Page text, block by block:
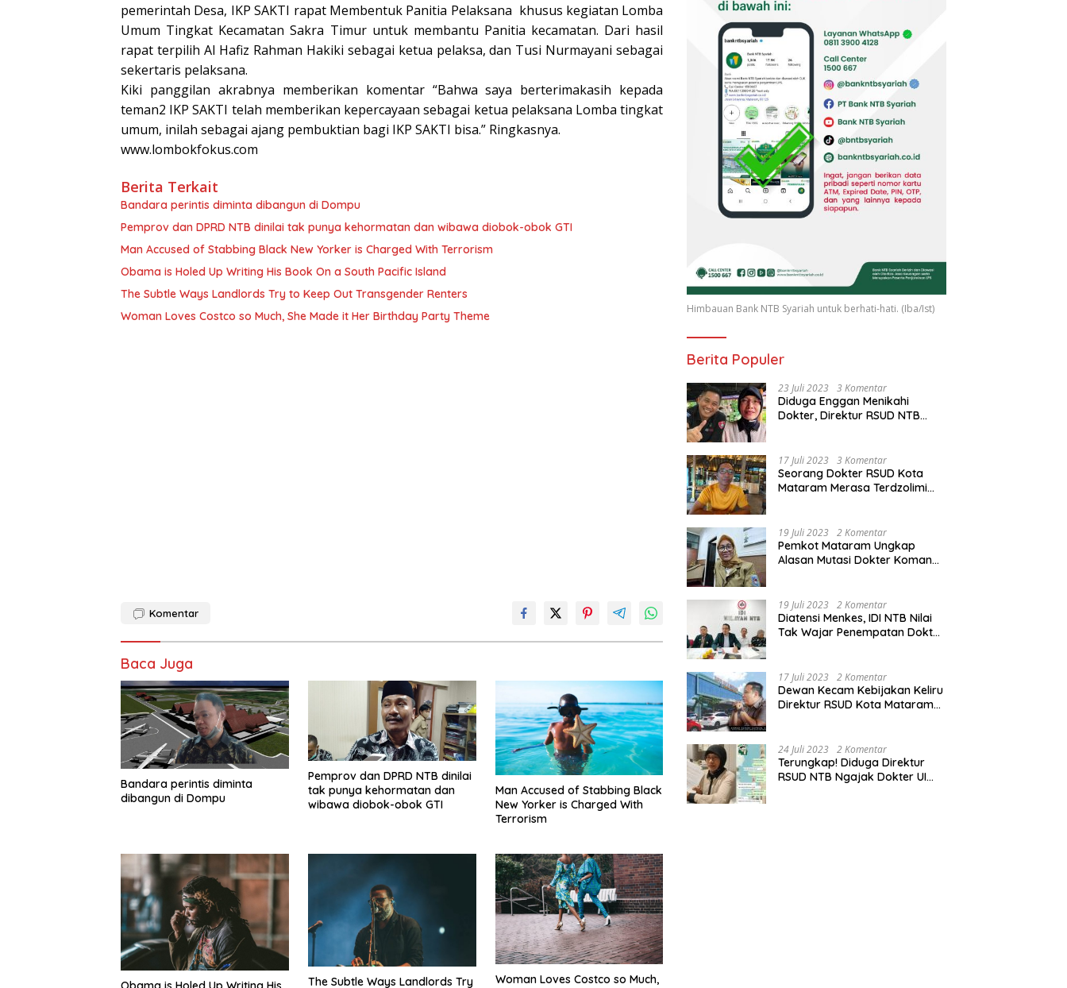
pemerintah Desa, IKP SAKTI rapat Membentuk Panitia Pelaksana khusus kegiatan Lomba
Umum Tingkat Kecamatan Sakra Timur untuk membantu Panitia kecamatan. Dari hasil
rapat terpilih Al Hafiz Rahman Hakiki sebagai ketua pelaksa, dan Tusi Nurmayani sebagai
sekertaris pelaksana.
Kiki panggilan akrabnya memberikan komentar “Bahwa saya berterimakasih kepada
teman2 IKP SAKTI telah memberikan kepercayaan sebagai ketua pelaksana Lomba tingkat
umum, inilah sebagai ajang pembuktian bagi IKP SAKTI bisa.” Ringkasnya.
www.lombokfokus.com
Berita Terkait
Bandara perintis diminta dibangun di Dompu
Pemprov dan DPRD NTB dinilai tak punya kehormatan dan wibawa diobok-obok GTI
Man Accused of Stabbing Black New Yorker is Charged With Terrorism
Obama is Holed Up Writing His Book On a South Pacific Island
The Subtle Ways Landlords Try to Keep Out Transgender Renters
Woman Loves Costco so Much, She Made it Her Birthday Party Theme
Komentar
Baca Juga
Bandara perintis diminta
dibangun di Dompu
Pemprov dan DPRD NTB dinilai
tak punya kehormatan dan
wibawa diobok-obok GTI
Man Accused of Stabbing Black
New Yorker is Charged With
Terrorism
The Subtle Ways Landlords Try
Woman Loves Costco so Much,
Himbauan Bank NTB Syariah untuk berhati-hati. (Iba/Ist)
Berita Populer
23 Juli 2023 3 Komentar
Diduga Enggan Menikahi
Dokter, Direktur RSUD NTB
17 Juli 2023 3 Komentar
Seorang Dokter RSUD Kota
Mataram Merasa Terdzolimi
19 Juli 2023 2 Komentar
Pemkot Mataram Ungkap
Alasan Mutasi Dokter Komang
19 Juli 2023 2 Komentar
Diatensi Menkes, IDI NTB Nilai
Tak Wajar Penempatan Dokter
17 Juli 2023 2 Komentar
Dewan Kecam Kebijakan Keliru
Direktur RSUD Kota Mataram
24 Juli 2023 2 Komentar
Terungkap! Diduga Direktur
RSUD NTB Ngajak Dokter UI